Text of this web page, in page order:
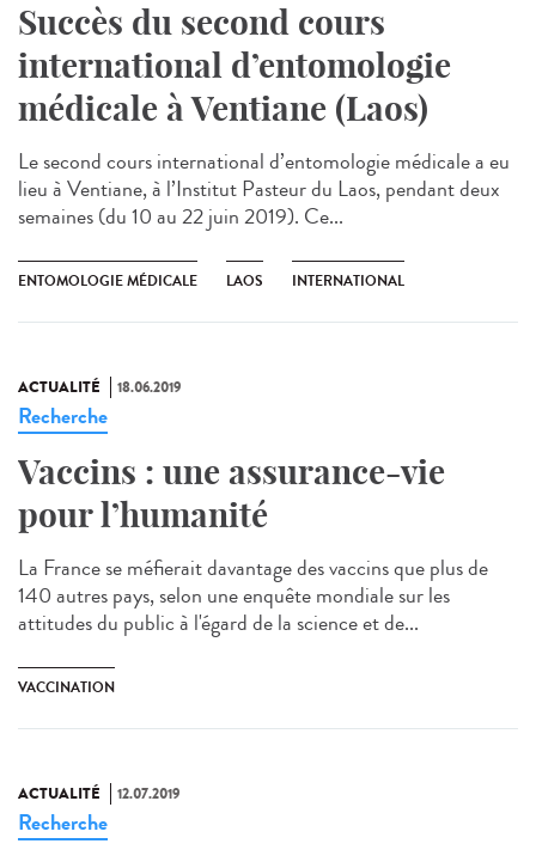
Succès du second cours
international d’entomologie
médicale à Ventiane (Laos)
Le second cours international d’entomologie médicale a eu
lieu à Ventiane, à l’Institut Pasteur du Laos, pendant deux
semaines (du 10 au 22 juin 2019). Ce...
ENTOMOLOGIE MÉDICALE LAOS INTERNATIONAL
ACTUALITÉ 18.06.2019
Recherche
Vaccins : une assurance-vie
pour l’humanité
La France se méfierait davantage des vaccins que plus de
140 autres pays, selon une enquête mondiale sur les
attitudes du public à l'égard de la science et de...
VACCINATION
ACTUALITÉ 12.07.2019
Recherche